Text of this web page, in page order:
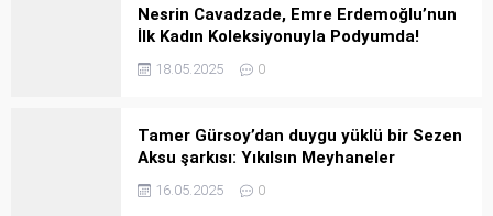
Nesrin Cavadzade, Emre Erdemoğlu’nun
İlk Kadın Koleksiyonuyla Podyumda!
18.05.2025 0
Tamer Gürsoy’dan duygu yüklü bir Sezen
Aksu şarkısı: Yıkılsın Meyhaneler
16.05.2025 0